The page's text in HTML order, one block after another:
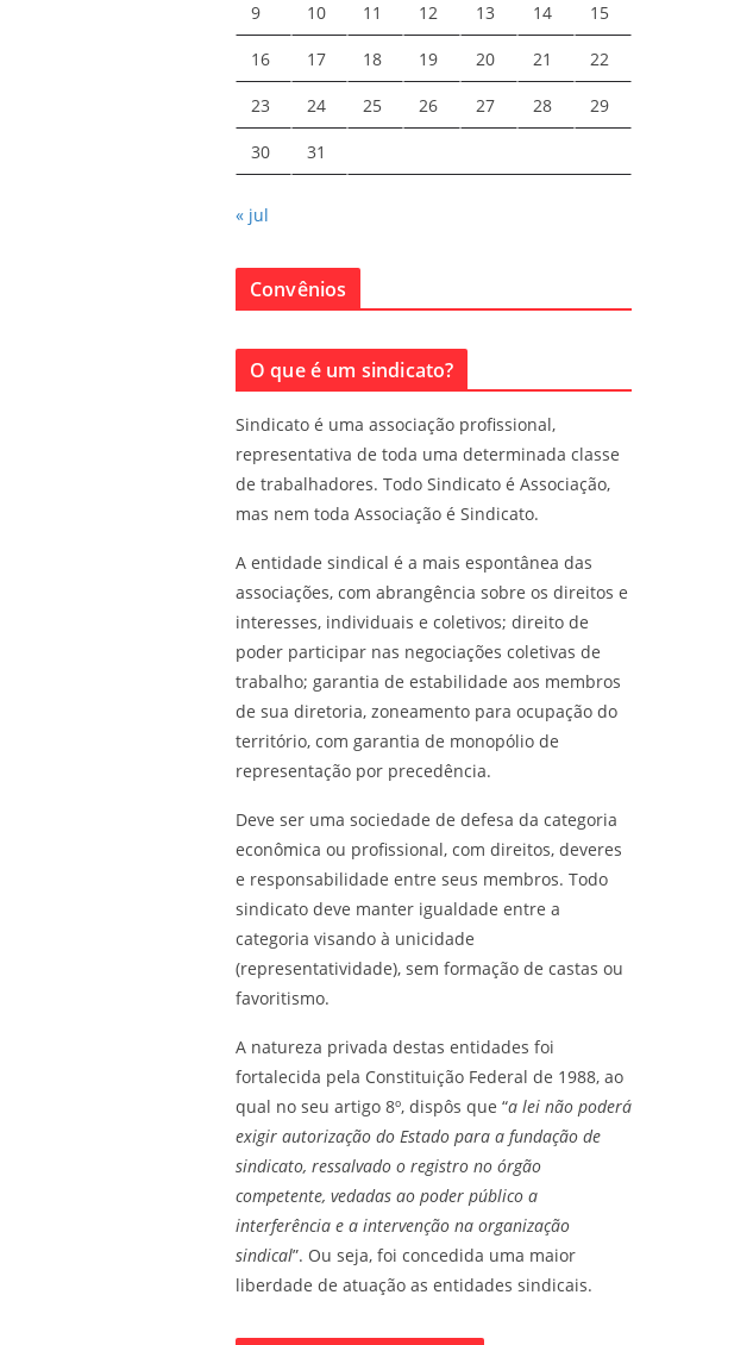
9 10 11 12 13 14 15
16 17 18 19 20 21 22
23 24 25 26 27 28 29
30 31
« jul
Convênios
O que é um sindicato?
Sindicato é uma associação profissional,
representativa de toda uma determinada classe
de trabalhadores. Todo Sindicato é Associação,
mas nem toda Associação é Sindicato.
A entidade sindical é a mais espontânea das
associações, com abrangência sobre os direitos e
interesses, individuais e coletivos; direito de
poder participar nas negociações coletivas de
trabalho; garantia de estabilidade aos membros
de sua diretoria, zoneamento para ocupação do
território, com garantia de monopólio de
representação por precedência.
Deve ser uma sociedade de defesa da categoria
econômica ou profissional, com direitos, deveres
e responsabilidade entre seus membros. Todo
sindicato deve manter igualdade entre a
categoria visando à unicidade
(representatividade), sem formação de castas ou
favoritismo.
A natureza privada destas entidades foi
fortalecida pela Constituição Federal de 1988, ao
qual no seu artigo 8º, dispôs que “a lei não poderá
exigir autorização do Estado para a fundação de
sindicato, ressalvado o registro no órgão
competente, vedadas ao poder público a
interferência e a intervenção na organização
sindical”. Ou seja, foi concedida uma maior
liberdade de atuação as entidades sindicais.